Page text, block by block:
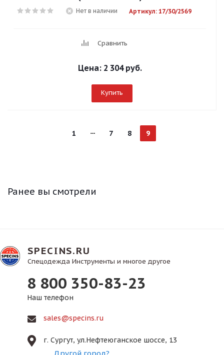
Нет в наличии Артикул: 17/30/2569
Сравнить
Цена: 2 304 руб.
Купить
1 7 8 9
Ранее вы смотрели
SPECINS.RU
Спецодежда Инструменты и многое другое
8 800 350-83-23
Наш телефон
sales@specins.ru
г. Сургут, ул.Нефтеюганское шоссе, 13